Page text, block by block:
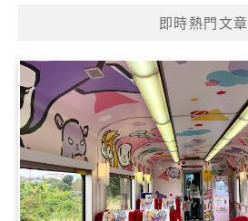
即時熱門文章